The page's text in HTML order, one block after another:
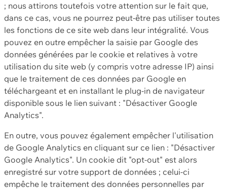
; nous attirons toutefois votre attention sur le fait que,
dans ce cas, vous ne pourrez peut-être pas utiliser toutes
les fonctions de ce site web dans leur intégralité. Vous
pouvez en outre empêcher la saisie par Google des
données générées par le cookie et relatives à votre
utilisation du site web (y compris votre adresse IP) ainsi
que le traitement de ces données par Google en
téléchargeant et en installant le plug-in de navigateur
disponible sous le lien suivant : "Désactiver Google
Analytics".
En outre, vous pouvez également empêcher l'utilisation
de Google Analytics en cliquant sur ce lien : "Désactiver
Google Analytics". Un cookie dit "opt-out" est alors
enregistré sur votre support de données ; celui-ci
empêche le traitement des données personnelles par